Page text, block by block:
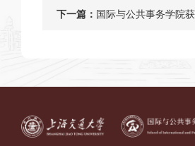
会暨智慧城市建设与
下一篇： 国际与公共事务学院